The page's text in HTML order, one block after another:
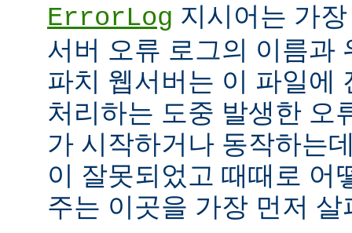
ErrorLog 지시어는 가
서버 오류 로그의 이름과
파치 웹서버는 이 파일에
처리하는 도중 발생한 오
가 시작하거나 동작하는
이 잘못되었고 때때로 어
주는 이곳을 가장 먼저 살